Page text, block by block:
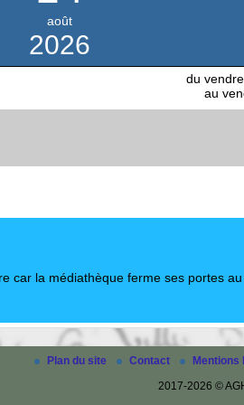
août
2026
du
au
car la médiathèque ferme ses portes
Plan du site Contact Mentions
2017-2026 ©